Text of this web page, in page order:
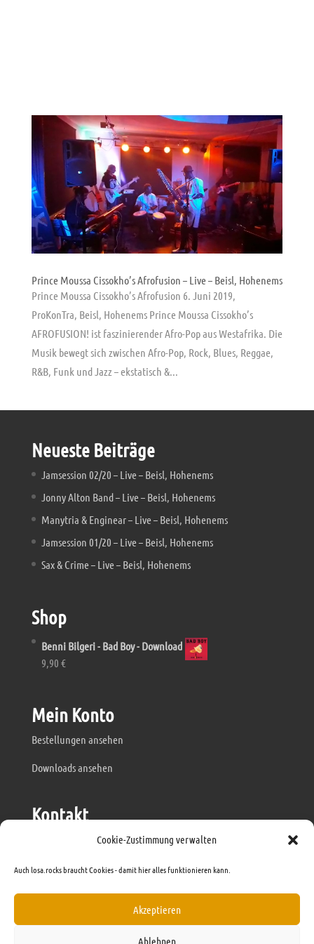
Cookie-Zustimmung verwalten
Auch losa.rocks braucht Cookies - damit hier alles funktionieren kann.
Akzeptieren
Ablehnen
Prince Moussa Cissokho’s Afrofusion – Live – Beisl, Hohenems
Prince Moussa Cissokho’s Afrofusion 6. Juni 2019,
ProKonTra, Beisl, Hohenems Prince Moussa Cissokho’s
AFROFUSION! ist faszinierender Afro-Pop aus Westafrika. Die
Musik bewegt sich zwischen Afro-Pop, Rock, Blues, Reggae,
R&B, Funk und Jazz – ekstatisch &...
Neueste Beiträge
Jamsession 02/20 – Live – Beisl, Hohenems
Jonny Alton Band – Live – Beisl, Hohenems
Manytria & Enginear – Live – Beisl, Hohenems
Jamsession 01/20 – Live – Beisl, Hohenems
Sax & Crime – Live – Beisl, Hohenems
Shop
Benni Bilgeri - Bad Boy - Download
9,90 €
Mein Konto
Bestellungen ansehen
Downloads ansehen
Kontakt
mail@losa.rocks
anfrage@losa.rocks
www.losa.rocks